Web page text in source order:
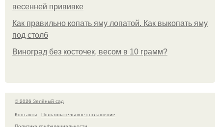
весенней прививке
Как правильно копать яму лопатой. Как выкопать яму
под столб
Виноград без косточек, весом в 10 грамм?
© 2026 Зелёный сад
Контакты
Пользовательское соглашение